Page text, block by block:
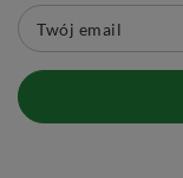
Twój email